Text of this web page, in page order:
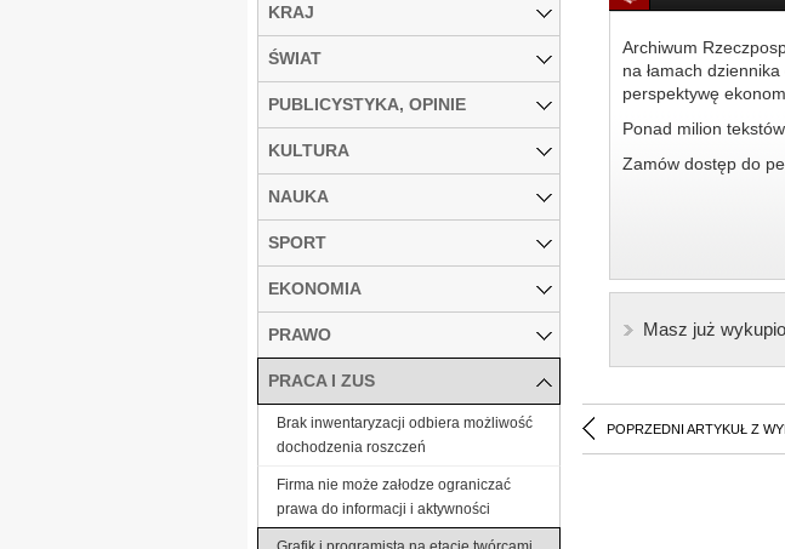
Archiwum
na łamach
perspektywę
Ponad milion
Zamów dostęp do
Masz już
POPRZEDNI ARTYKUŁ Z
KRAJ
ŚWIAT
PUBLICYSTYKA, OPINIE
KULTURA
NAUKA
SPORT
EKONOMIA
PRAWO
PRACA I ZUS
Brak inwentaryzacji odbiera możliwość
dochodzenia roszczeń
Firma nie może załodze ograniczać
prawa do informacji i aktywności